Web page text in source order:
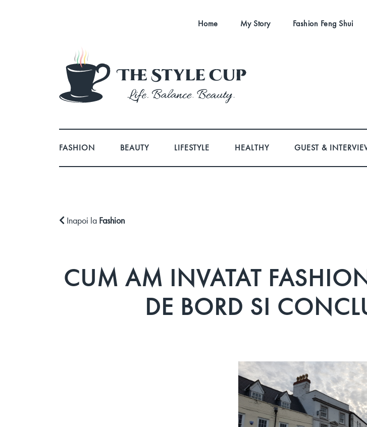
Home My Story Fashion Feng Shui
FASHION BEAUTY LIFESTYLE HEALTHY GUEST &
Inapoi la Fashion
CUM AM INVATAT
DE BORD SI